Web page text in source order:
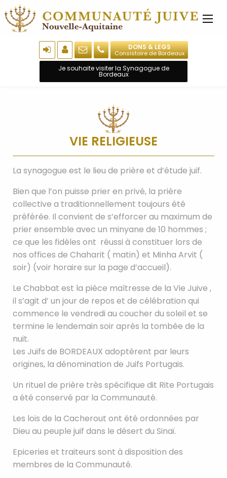
DONS & LEGS
Consistoire de Bordeaux
Je souhaite visiter la Synagogue de
Bordeaux
VIE RELIGIEUSE
La synagogue est le lieu de prière et d’étude juif.
Bien que l’on puisse prier en privé, la prière
collective a traditionnellement toujours été
préférée. Il convient de s’efforcer au maximum de
prier ensemble avec un minyane de 10 hommes ;
ce que les fidèles ont réussi à constituer lors de
nos offices de Chaharit ( matin) et Minha Arvit (
soir) (voir horaire sur la page d’accueil).
Le Chabbat est la pièce maîtresse de la Vie Juive ,
il s’agit d’ un jour de repos et de célébration qui
commence le vendredi au coucher du soleil et se
termine le lendemain soir après la tombée de la
nuit.
Les Juifs de BORDEAUX adoptèrent par leurs
origines, la dénomination de Juifs Portugais.
Un rituel de prière très spécifique dit Rite Portugais
a été conservé par la Communauté.
Les lois de la Cacherout ont été ordonnées par
Dieu au peuple juif dans le désert du Sinaï.
Epiceries et traiteurs sont à disposition des
membres de la Communauté.